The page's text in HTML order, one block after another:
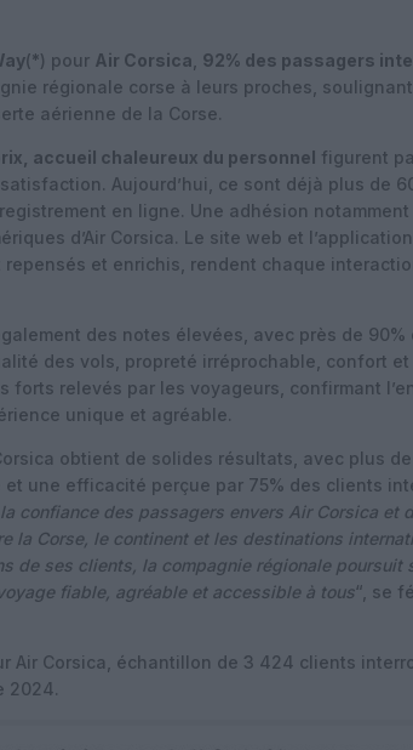
(*) pour Air Corsica 92% des passagers
régionale corse à leurs proches,
aérienne de la Corse.
accueil chaleureux du personnel figurent
Aujourd’hui, ce sont déjà plus de
en ligne. Une adhésion notamment
d’Air Corsica. Le site web et
et enrichis, rendent chaque
des notes élevées, avec près de 90%
des vols, propreté irréprochable, confort
forts relevés par les voyageurs, confirmant
unique et agréable.
obtient de solides résultats, avec plus
une efficacité perçue par 75% des clients
confiance des passagers envers Air Corsica et
la Corse, le continent et les destinations
de ses clients, la compagnie régionale poursuit
fiable, agréable et accessible à tous“, se
Air Corsica, échantillon de 3 424 clients
2024.